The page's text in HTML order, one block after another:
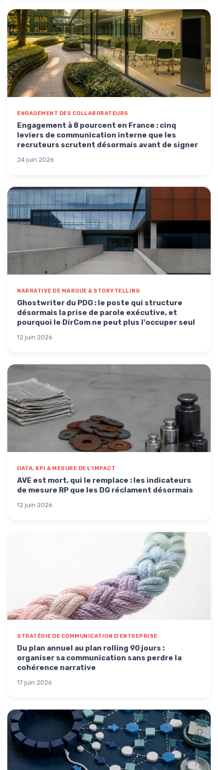
ENGAGEMENT DES COLLABORATEURS
Engagement à 8 pourcent en France : cinq
leviers de communication interne que les
recruteurs scrutent désormais avant de signer
24 juin 2026
NARRATIVE DE MARQUE & STORYTELLING
Ghostwriter du PDG : le poste qui structure
désormais la prise de parole exécutive, et
pourquoi le DirCom ne peut plus l'occuper seul
12 juin 2026
DATA, KPI & MESURE DE L’IMPACT
AVE est mort, qui le remplace : les indicateurs
de mesure RP que les DG réclament désormais
12 juin 2026
STRATÉGIE DE COMMUNICATION D’ENTREPRISE
Du plan annuel au plan rolling 90 jours :
organiser sa communication sans perdre la
cohérence narrative
17 juin 2026